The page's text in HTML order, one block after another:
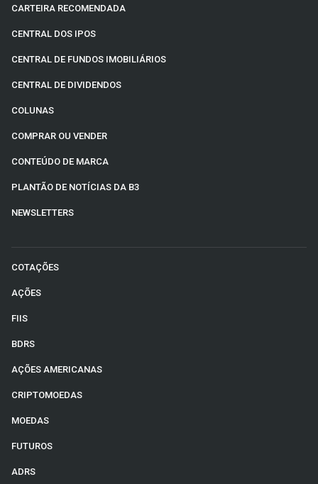
CARTEIRA RECOMENDADA
CENTRAL DOS IPOS
CENTRAL DE FUNDOS IMOBILIÁRIOS
CENTRAL DE DIVIDENDOS
COLUNAS
COMPRAR OU VENDER
CONTEÚDO DE MARCA
PLANTÃO DE NOTÍCIAS DA B3
NEWSLETTERS
COTAÇÕES
AÇÕES
FIIS
BDRS
AÇÕES AMERICANAS
CRIPTOMOEDAS
MOEDAS
FUTUROS
ADRS